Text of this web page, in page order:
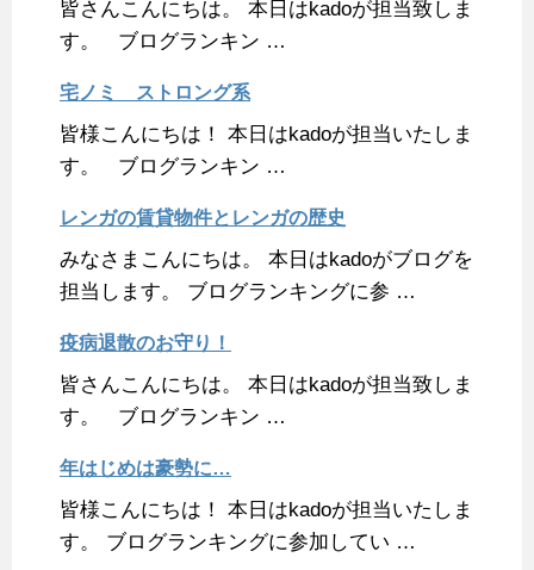
皆さんこんにちは。 本日はkadoが担当致しま
す。 ブログランキン …
宅ノミ ストロング系
皆様こんにちは！ 本日はkadoが担当いたしま
す。 ブログランキン …
レンガの賃貸物件とレンガの歴史
みなさまこんにちは。 本日はkadoがブログを
担当します。 ブログランキングに参 …
疫病退散のお守り！
皆さんこんにちは。 本日はkadoが担当致しま
す。 ブログランキン …
年はじめは豪勢に…
皆様こんにちは！ 本日はkadoが担当いたしま
す。 ブログランキングに参加してい …